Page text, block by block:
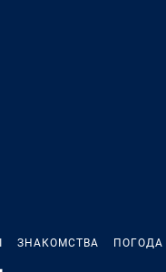
ЗНАКОМСТВА ПОГОДА